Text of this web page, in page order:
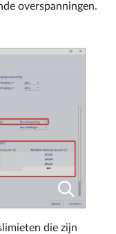
overspanningen.
die zijn